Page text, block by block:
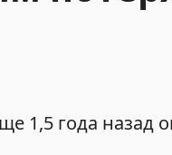
1,5 года назад